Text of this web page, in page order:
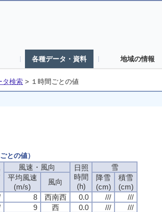
各種データ・資料 地域の情報
タ検索 > １時間ごとの値
との値）
風速・風向
日照
時間
(h)
雪
平均風速
(m/s)
風向
降雪
(cm)
積雪
(cm)
8 西南西 0.0 ///
///
9 西 0.0 ///
///